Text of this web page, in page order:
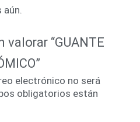
aún.
valorar “GUANTE
electrónico no será
obligatorios están